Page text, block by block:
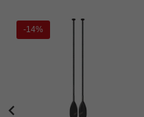
-14%